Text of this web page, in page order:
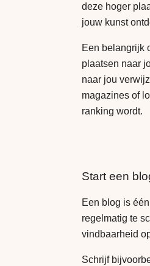
deze hoger
jouw kunst
Een belangrijk
plaatsen naar
naar jou
magazines of
ranking wordt.
Start een
Een blog is
regelmatig te
vindbaarheid
Schrijf